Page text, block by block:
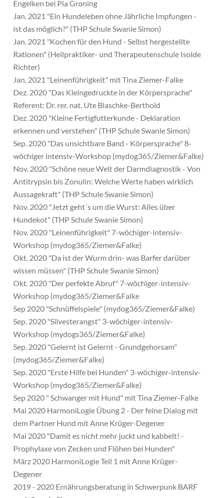
Engelken bei Pia Groning
Jan. 2021 "Ein Hundeleben ohne Jährliche Impfungen -
ist das möglich?" (THP Schule Swanie Simon)
Jan. 2021 "Kochen für den Hund - Selbst hergestellte
Rationen" (Heilpraktiker- und Therapeutenschule Isolde
Richter)
Jan. 2021 "Leinenführigkeit" mit Tina Ziemer-Falke
Dez. 2020 "Das Kleingedruckte in der Körpersprache"
Referent: Dr. rer. nat. Ute Blaschke-Berthold
Dez. 2020 "Kleine Fertigfutterkunde - Deklaration
erkennen und verstehen" (THP Schule Swanie Simon)
Sep. 2020 "Das unsichtbare Band - Körpersprache" 8-
wöchiger intensiv-Workshop (mydog365/Ziemer&Falke)
Nov. 2020 "Schöne neue Welt der Darmdiagnostik - Von
Antitrypsin bis Zonulin: Welche Werte haben wirklich
Aussagekraft" (THP Schule Swanie Simon)
Nov. 2020 "Jetzt geht´s um die Wurst: Alles über
Hundekot" (THP Schule Swanie Simon)
Nov. 2020 "Leinenführigkeit" 7-wöchiger-intensiv-
Workshop (mydog365/Ziemer&Falke)
Okt. 2020 "Da ist der Wurm drin- was Barfer darüber
wissen müssen" (THP Schule Swanie Simon)
Okt. 2020 "Der perfekte Abruf" 7-wöchiger-intensiv-
Workshop (mydog365/Ziemer&Falke
Sep 2020 "Schnüffelspiele" (mydog365/Ziemer&Falke)
Sep. 2020 "Silvesterangst" 3-wöchiger-intensiv-
Workshop (mydogs365/Ziemer&Falke)
Sep. 2020 "Gelernt ist Gelernt - Grundgehorsam"
(mydog365/Ziemer&Falke)
Sep. 2020 "Erste Hilfe bei Hunden" 3-wöchiger-intensiv-
Workshop (mydog365/Ziemer&Falke)
Sep 2020 " Schwanger mit Hund" mit Tina Ziemer-Falke
Mai 2020 HarmoniLogie Übung 2 - Der feine Dialog mit
dem Partner Hund mit Anne Krüger-Degener
Mai 2020 "Damit es nicht mehr juckt und kabbelt! -
Prophylaxe von Zecken und Flöhen bei Hunden"
März 2020 HarmoniLogie Teil 1 mit Anne Krüger-
Degener
2019 - 2020 Ernährungsberatung in Schwerpunk BARF